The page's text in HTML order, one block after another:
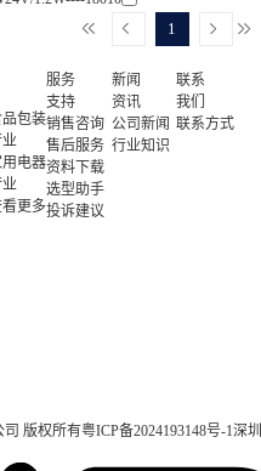
1
包装
用电器
更多
服务
支持
销售咨询
售后服务
资料下载
选型助手
投诉建议
新闻
资讯
公司新闻
行业知识
联系
我们
联系方式
司 版权所有粤ICP备2024193148号-1深